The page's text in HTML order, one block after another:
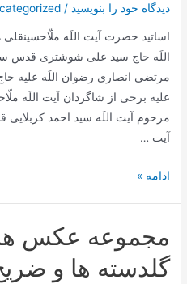
دیدگاه‌ خود را بنویسید /
اساتید حضرت آیت اللَه
اللَه حاج سید علی شوشتری قدس
مرتضی انصاری رضوان اللَه علیه
علیه برخی از شاگردان آیت اللَه
مرحوم آیت اللَه سيد احمد
آیت …
حضرت
ملّاحسینقلی
همدانی
ادامه »
مجموعه عکس های
گلدسته ها و